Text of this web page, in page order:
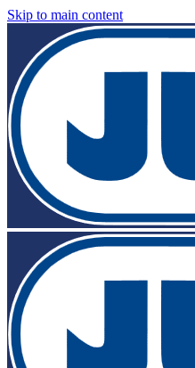
Skip to main content